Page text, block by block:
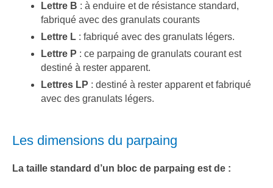
Lettre B : à enduire et de résistance standard,
fabriqué avec des granulats courants
Lettre L: fabriqué avec des granulats légers.
Lettre P : ce parpaing de granulats courant est
destiné à rester apparent.
Lettres LP : destiné à rester apparent et fabriqué
avec des granulats légers.
Les dimensions du parpaing
La taille standard d’un bloc de parpaing est de :